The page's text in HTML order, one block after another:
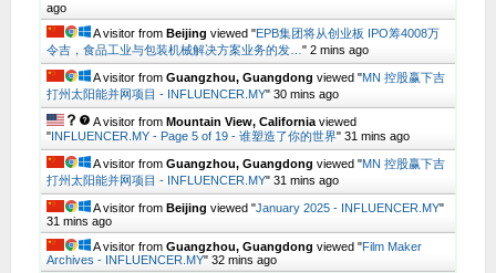
ago
A visitor from Beijing viewed "EPB集团将从创业板 IPO筹4008万
令吉，食品工业与包装机械解决方案业务的发… " 2 mins ago
A visitor from Guangzhou, Guangdong viewed "MN 控股赢下吉
打州太阳能并网项目 - INFLUENCER.MY" 30 mins ago
A visitor from Mountain View, California viewed
"INFLUENCER.MY - Page 5 of 19 - 谁塑造了你的世界" 31 mins ago
A visitor from Guangzhou, Guangdong viewed "MN 控股赢下吉
打州太阳能并网项目 - INFLUENCER.MY" 31 mins ago
A visitor from Beijing viewed "January 2025 - INFLUENCER.MY"
31 mins ago
A visitor from Guangzhou, Guangdong viewed "Film Maker
Archives - INFLUENCER.MY" 32 mins ago